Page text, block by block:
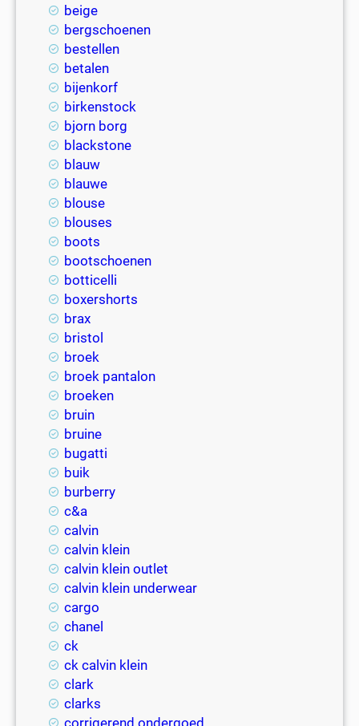
beige
bergschoenen
bestellen
betalen
bijenkorf
birkenstock
bjorn borg
blackstone
blauw
blauwe
blouse
blouses
boots
bootschoenen
botticelli
boxershorts
brax
bristol
broek
broek pantalon
broeken
bruin
bruine
bugatti
buik
burberry
c&a
calvin
calvin klein
calvin klein outlet
calvin klein underwear
cargo
chanel
ck
ck calvin klein
clark
clarks
corrigerend ondergoed